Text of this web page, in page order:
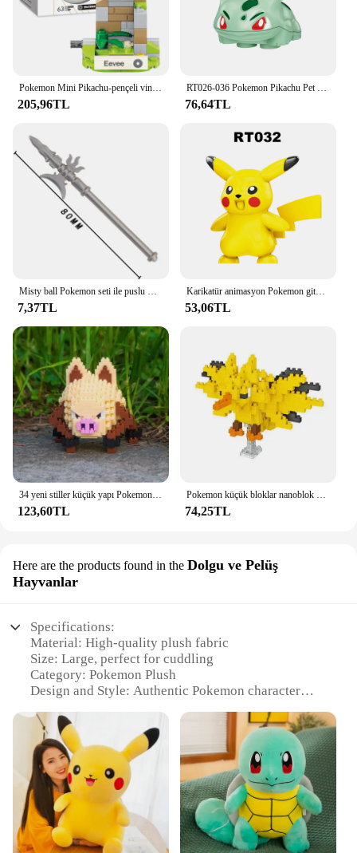
Pokemon Mini Pikachu-pençeli vinç yapı taşları Gift Gift Pikachu bultle Bulbasaur montaj modeli eğitim çocuk oyuncak hediye için
205,96TL
RT026-036 Pokemon Pikachu Pet Elf karikatür serisi ABS plastik aksesuarlar yapı taşları çocuk toplama oyuncaklar için rakamlar
76,64TL
Misty ball Pokemon seti ile puslu mavi meşe kül Ketchum Pikachu yapı taşları Mini aksiyon figürü oyuncakları
7,37TL
Karikatür animasyon Pokemon gitmek Mini Model rakamlar yapı taşları klasik peri topu evcil Pikachu tuğla oyuncaklar setleri çocuklar hediyeler
53,06TL
34 yeni stiller küçük yapı Pokemon blokları küçük karikatür Children chu hayvan modeli eğitim oyunu grafik Pokemon oyuncaklar çocuklar için
123,60TL
Pokemon küçük bloklar nanoblok nanoçocuklar için doğum günü hediyesi Kyogre Groudon Rayquaza modeli eğitim grafik oyuncaklar için oyuncaklar
74,25TL
Here are the products found in the Dolgu ve Pelüş
Hayvanlar
Specifications:
Material: High-quality plush fabric
Size: Large, perfect for cuddling
Category: Pokemon Plush
Design and Style: Authentic Pokemon character
Usage and Purpose: Ideal for collectors and fans
Typical Adaptive Scenario: Bedroom, gaming room,
or as a gift
Performance and Property: Durable and soft to the
touch
Features:
**Embrace the World of Pokemon**